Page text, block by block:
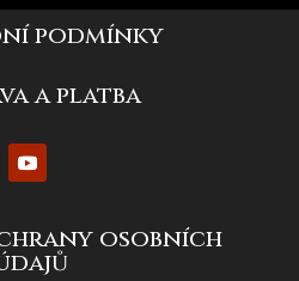
podmínky
a platba
osobních